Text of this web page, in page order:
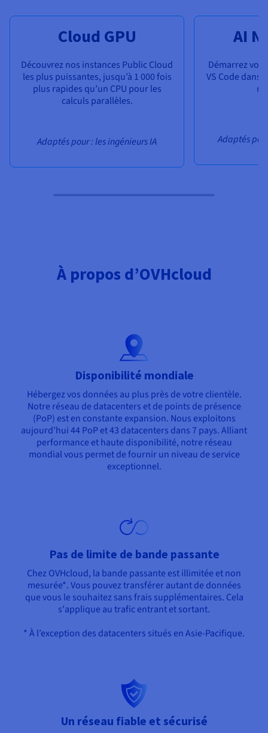
Cloud GPU
Découvrez nos instances Public Cloud
les plus puissantes, jusqu’à 1 000 fois
plus rapides qu’un CPU pour les
calculs parallèles.
Adaptés pour : les ingénieurs IA
AI
Démarrez
VS Code dans
Adaptés
À propos d’OVHcloud
Disponibilité mondiale
Hébergez vos données au plus près de votre clientèle.
Notre réseau de datacenters et de points de présence
(PoP) est en constante expansion. Nous exploitons
aujourd’hui 44 PoP et 43 datacenters dans 7 pays. Alliant
performance et haute disponibilité, notre réseau
mondial vous permet de fournir un niveau de service
exceptionnel.
Pas de limite de bande passante
Chez OVHcloud, la bande passante est illimitée et non
mesurée*. Vous pouvez transférer autant de données
que vous le souhaitez sans frais supplémentaires. Cela
s'applique au trafic entrant et sortant.
* À l’exception des datacenters situés en Asie-Pacifique.
Un réseau fiable et sécurisé